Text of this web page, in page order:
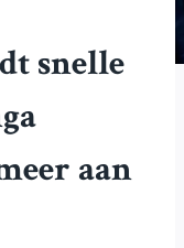
snelle
aan